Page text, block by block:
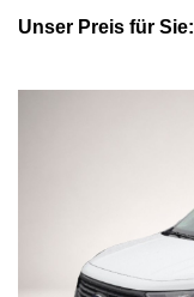
Unser Preis für Sie: